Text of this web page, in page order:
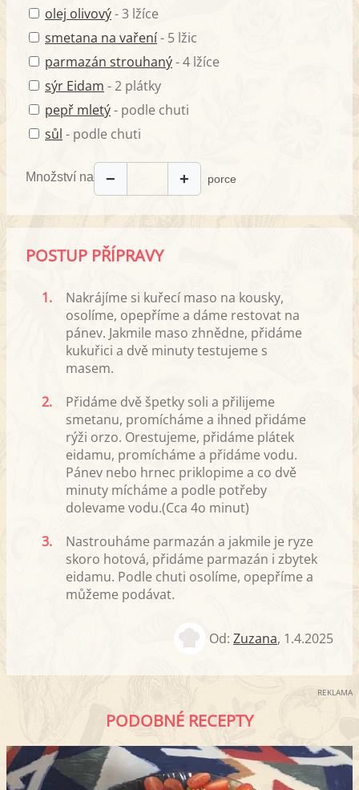
olej olivový- 3 lžíce
smetana na vaření- 5 lžic
parmazán strouhaný- 4 lžíce
sýr Eidam - 2 plátky
pepř mletý- podle chuti
sůl - podle chuti
Množství na − + porce
POSTUP PŘÍPRAVY
1.
Nakrájíme si kuřecí maso na kousky,
osolíme, opepříme a dáme restovat na
pánev. Jakmile maso zhnědne, přidáme
kukuřici a dvě minuty testujeme s
masem.
2.
Přidáme dvě špetky soli a přilijeme
smetanu, promícháme a ihned přidáme
rýži orzo. Orestujeme, přidáme plátek
eidamu, promícháme a přidáme vodu.
Pánev nebo hrnec priklopime a co dvě
minuty mícháme a podle potřeby
dolevame vodu.(Cca 4o minut)
3.
Nastrouháme parmazán a jakmile je ryze
skoro hotová, přidáme parmazán i zbytek
eidamu. Podle chuti osolíme, opepříme a
můžeme podávat.
Od: Zuzana, 1.4.2025
REKLAMA
PODOBNÉ RECEPTY